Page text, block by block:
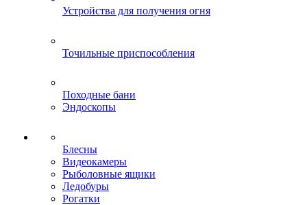
Устройства для получения огня
Точильные приспособления
Походные бани
Эндоскопы
Блесны
Видеокамеры
Рыболовные ящики
Ледобуры
Рогатки